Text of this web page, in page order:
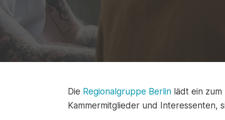
Die Regionalgruppe Berlin lädt ein zum
Kammermitglieder und Interessenten,